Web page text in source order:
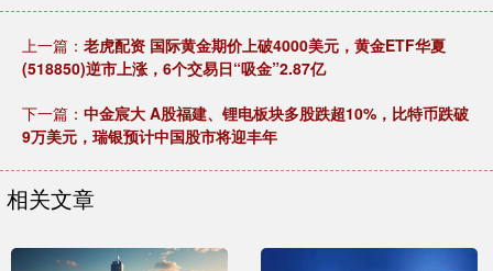
上一篇： 老虎配资 国际黄金期价上破4000美元，黄金ETF华夏
(518850)逆市上涨，6个交易日“吸金”2.87亿
下一篇： 中金宸大 A股福建、锂电板块多股跌超10%，比特币跌破
9万美元，瑞银预计中国股市将迎丰年
相关文章